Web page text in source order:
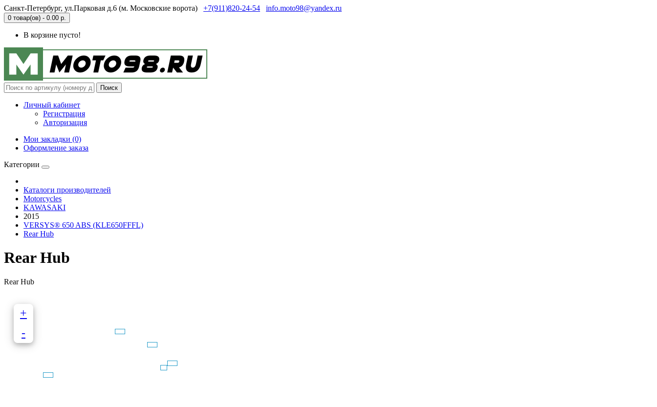
Санкт-Петербург, ул.Парковая д.6 (м. Московские ворота) +7(911)820-24-54 info.moto98@yandex.ru
0 товар(ов) - 0.00 р.
В корзине пусто!
Поиск
Личный кабинет
Регистрация
Авторизация
Мои закладки (0)
Оформление заказа
Категории
Каталоги производителей
Motorcycles
KAWASAKI
2015
VERSYS® 650 ABS (KLE650FFFL)
Rear Hub
Rear Hub
Rear Hub
+
-